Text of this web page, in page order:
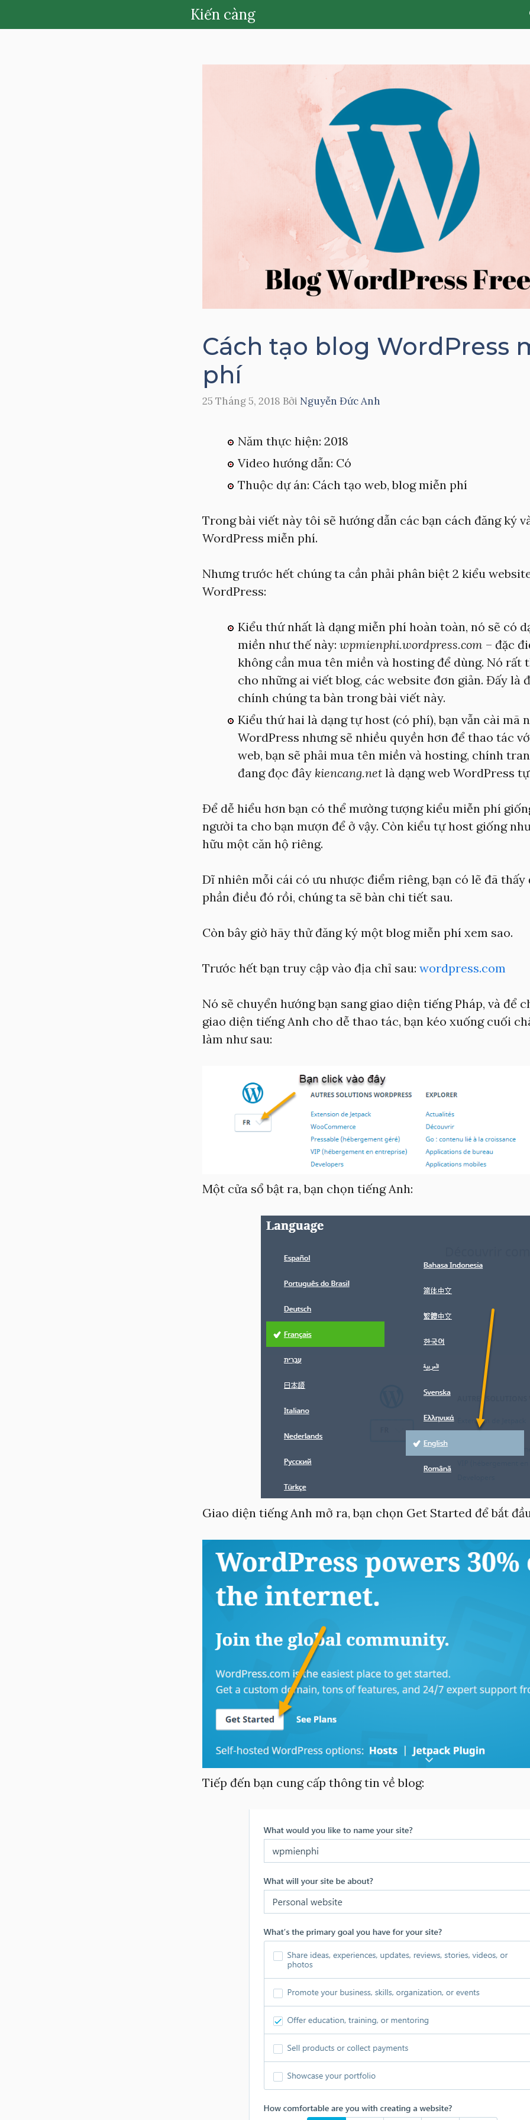
đến
Kiến càng
Cách tạo blog WordPress
phí
25 Tháng 5, 2018 Bởi Nguyễn Đức Anh
Năm thực hiện: 2018
Video hướng dẫn: Có
Thuộc dự án: Cách tạo web, blog miễn phí
Trong bài viết này tôi sẽ hướng dẫn các bạn cách đăng ký
WordPress miễn phí.
Nhưng trước hết chúng ta cần phải phân biệt 2 kiểu
WordPress:
Kiểu thứ nhất là dạng miễn phí hoàn toàn, nó sẽ có
miền như thế này: wpmienphi.wordpress.com – đặc
không cần mua tên miền và hosting để dùng. Nó rất
cho những ai viết blog, các website đơn giản. Đấy là
chính chúng ta bàn trong bài viết này.
Kiểu thứ hai là dạng tự host (có phí), bạn vẫn cài mã
WordPress nhưng sẽ nhiều quyền hơn để thao tác
web, bạn sẽ phải mua tên miền và hosting, chính
đang đọc đây kiencang.net là dạng web WordPress
Để dễ hiểu hơn bạn có thể mường tượng kiểu miễn phí
người ta cho bạn mượn để ở vậy. Còn kiểu tự host giống
hữu một căn hộ riêng.
Dĩ nhiên mỗi cái có ưu nhược điểm riêng, bạn có lẽ đã
phần điều đó rồi, chúng ta sẽ bàn chi tiết sau.
Còn bây giờ hãy thử đăng ký một blog miễn phí xem sao.
Trước hết bạn truy cập vào địa chỉ sau: wordpress.com
Nó sẽ chuyển hướng bạn sang giao diện tiếng Pháp, và để
giao diện tiếng Anh cho dễ thao tác, bạn kéo xuống cuối
làm như sau:
Một cửa sổ bật ra, bạn chọn tiếng Anh:
Giao diện tiếng Anh mở ra, bạn chọn Get Started để bắt
Tiếp đến bạn cung cấp thông tin về blog: